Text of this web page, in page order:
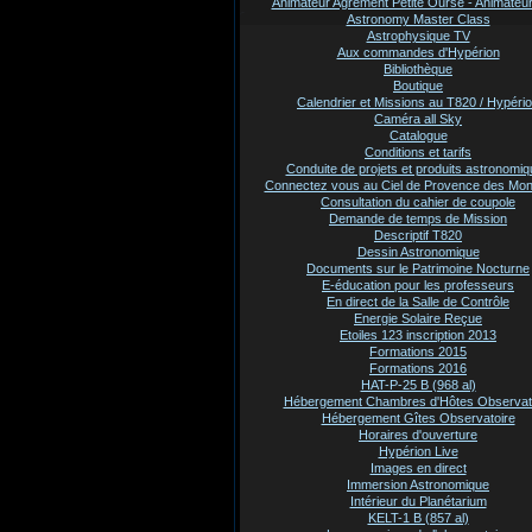
Astronomy Master Class
Astrophysique TV
Aux commandes d'Hypérion
Bibliothèque
Boutique
Calendrier et Missions au T820 /
Caméra all Sky
Catalogue
Conditions et tarifs
Conduite de projets et produits
Connectez vous au Ciel de Provence des
Consultation du cahier de coupole
Demande de temps de Mission
Descriptif T820
Dessin Astronomique
Documents sur le Patrimoine Nocturne
E-éducation pour les professeurs
En direct de la Salle de Contrôle
Energie Solaire Reçue
Etoiles 123 inscription 2013
Formations 2015
Formations 2016
HAT-P-25 B (968 al)
Hébergement Chambres d'Hôtes
Hébergement Gîtes Observatoire
Horaires d'ouverture
Hypérion Live
Images en direct
Immersion Astronomique
Intérieur du Planétarium
KELT-1 B (857 al)